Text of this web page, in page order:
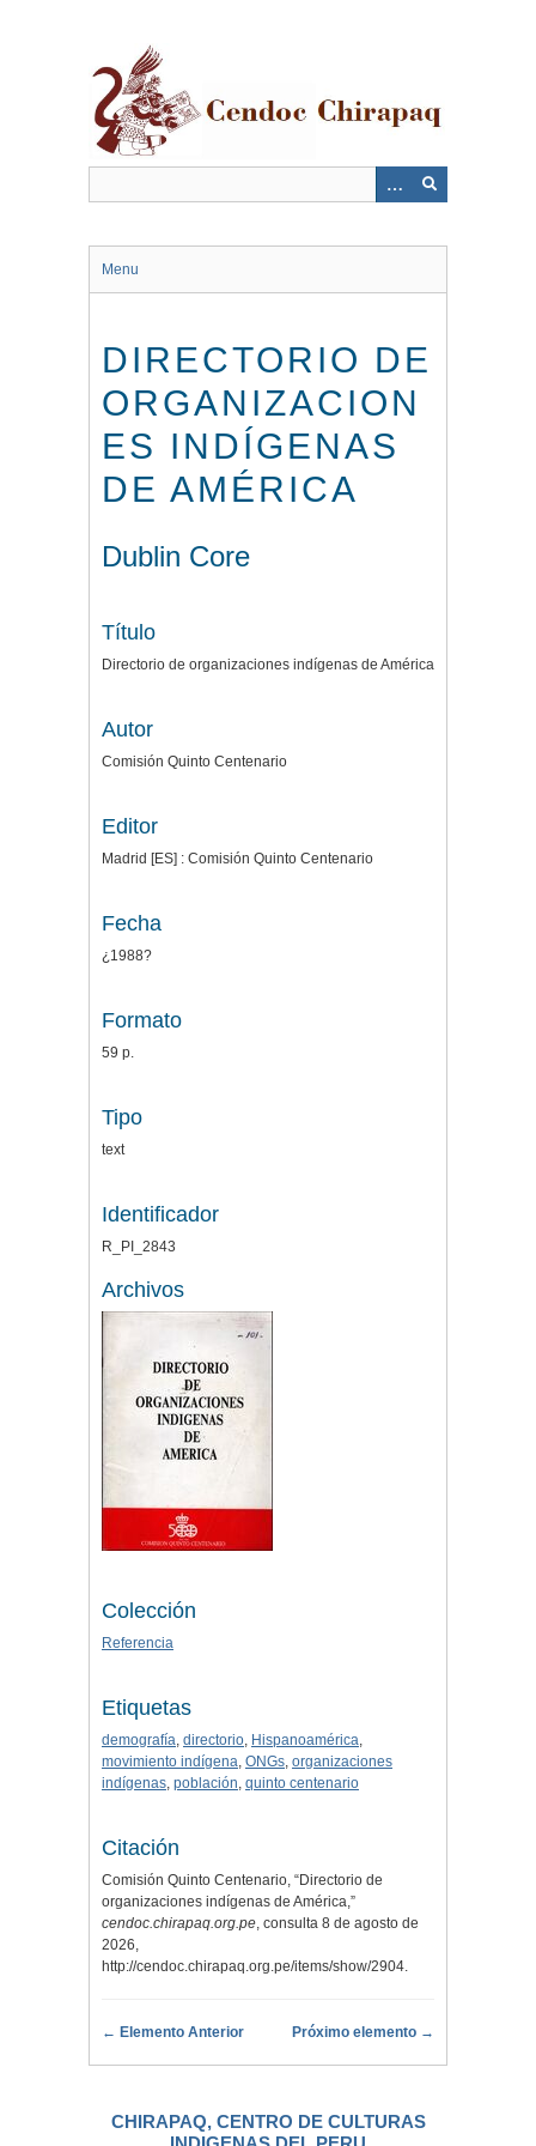
Menu
DIRECTORIO DE
ORGANIZACION
ES INDÍGENAS
DE AMÉRICA
Dublin Core
Título
Directorio de organizaciones indígenas de América
Autor
Comisión Quinto Centenario
Editor
Madrid [ES] : Comisión Quinto Centenario
Fecha
¿1988?
Formato
59 p.
Tipo
text
Identificador
R_PI_2843
Archivos
Colección
Referencia
Etiquetas
demografía, directorio, Hispanoamérica,
movimiento indígena, ONGs, organizaciones
indígenas, población, quinto centenario
Citación
Comisión Quinto Centenario, “Directorio de
organizaciones indígenas de América,”
cendoc.chirapaq.org.pe, consulta 8 de agosto de
2026,
http://cendoc.chirapaq.org.pe/items/show/2904.
← Elemento Anterior Próximo elemento →
CHIRAPAQ, CENTRO DE CULTURAS